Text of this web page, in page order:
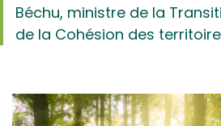
Béchu, ministre de la
de la Cohésion des